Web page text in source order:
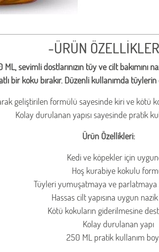
-ÜRÜN
sevimli dostlarınızın tüy ve cilt
bir koku bırakır. Düzenli kullanımda
geliştirilen formülü sayesinde kiri ve kötü
Kolay durulanan yapısı sayesinde pratik
Ürün Özellikleri:
Kedi ve köpekler için
Hoş kurabiye kokulu
Tüyleri yumuşatmaya ve parlatmaya
Hassas cilt yapısına uygun
Kötü kokuların giderilmesine
Kolay durulanan yapı
250 ML pratik kullanım